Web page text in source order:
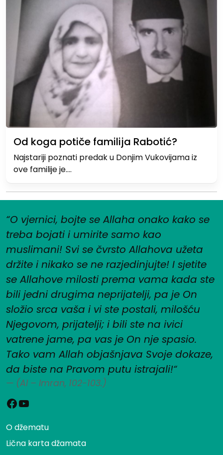
Od koga potiče familija Rabotić?
Najstariji poznati predak u Donjim Vukovijama iz
ove familije je….
“O vjernici, bojte se Allaha onako kako se
treba bojati i umirite samo kao
muslimani! Svi se čvrsto Allahova užeta
držite i nikako se ne razjedinjujte! I sjetite
se Allahove milosti prema vama kada ste
bili jedni drugima neprijatelji, pa je On
složio srca vaša i vi ste postali, milošću
Njegovom, prijatelji; i bili ste na ivici
vatrene jame, pa vas je On nje spasio.
Tako vam Allah objašnjava Svoje dokaze,
da biste na Pravom putu istrajali!“
(Al – Imran, 102-103.)
Facebook
YouTube
O džematu
Lična karta džamata